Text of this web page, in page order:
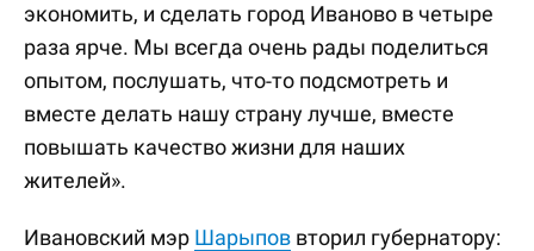
экономить, и сделать город Иваново в четыре
раза ярче. Мы всегда очень рады поделиться
опытом, послушать, что-то подсмотреть и
вместе делать нашу страну лучше, вместе
повышать качество жизни для наших
жителей».
Ивановский мэр Шарыпов вторил губернатору: